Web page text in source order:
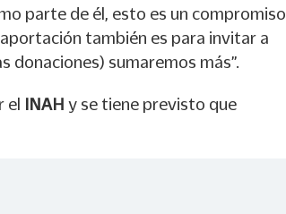
parte de él, esto es un compromiso
también es para invitar a
donaciones) sumaremos más”.
el INAH y se tiene previsto que